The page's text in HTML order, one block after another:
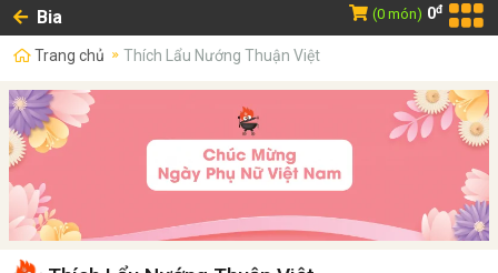
Bia (0 món) 0đ
Trang chủ Thích Lẩu Nướng Thuận Việt